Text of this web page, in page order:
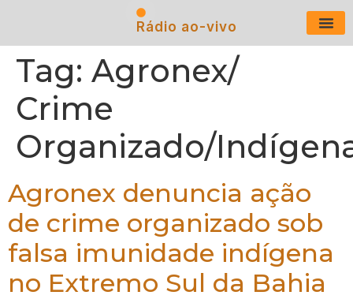
Rádio ao-vivo
Tag: Agronex/
Crime
Organizado/
Agronex denuncia ação
de crime organizado sob
falsa imunidade indígena
no Extremo Sul da Bahia